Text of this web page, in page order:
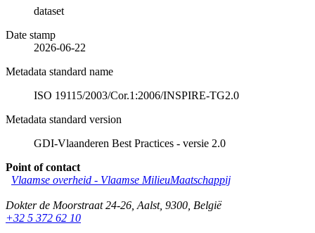
dataset
Date stamp
2026-06-22
Metadata standard name
ISO 19115/2003/Cor.1:2006/INSPIRE-TG2.0
Metadata standard version
GDI-Vlaanderen Best Practices - versie 2.0
Point of contact
Vlaamse overheid - Vlaamse MilieuMaatschappij
Dokter de Moorstraat 24-26 Aalst, 9300 België
+32 5 372 62 10